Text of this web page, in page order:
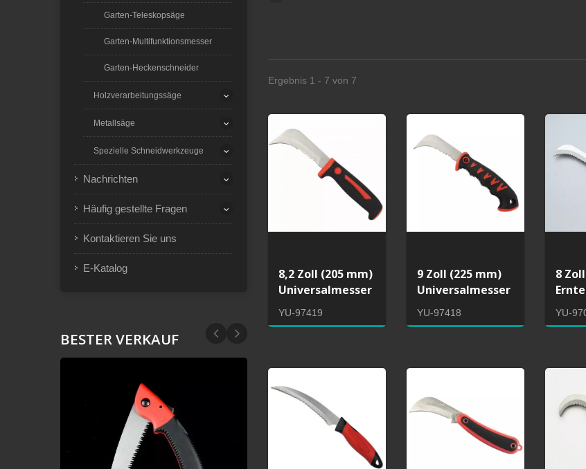
Garten-Teleskopsäge
Garten-Multifunktionsmesser
Garten-Heckenschneider
Holzverarbeitungssäge
Metallsäge
Spezielle Schneidwerkzeuge
Nachrichten
Häufig gestellte Fragen
Kontaktieren Sie uns
E-Katalog
BESTER VERKAUF
Ergebnis 1 - 7 von 7
8,2 Zoll (205 mm)
Universalmesser
YU-97419
9 Zoll (225 mm)
Universalmesser
YU-97418
8
YU-